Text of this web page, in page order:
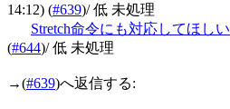
14:12) (#639)/ 低 未処理
Stretch命令にも対応してほしい
(#644)/ 低 未処理
→(#639)へ返信する: